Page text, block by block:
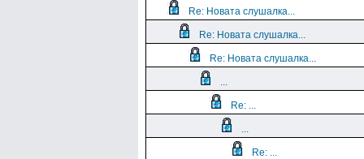
Re: Новата слушалка...
Re: Новата слушалка...
Re: Новата слушалка...
...
Re: ...
...
Re: ...